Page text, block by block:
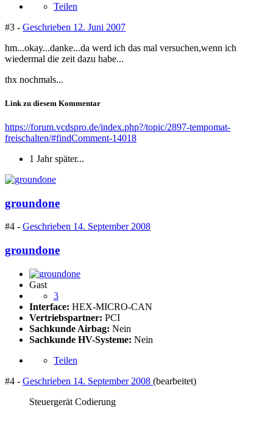
Teilen
#3 - Geschrieben 12. Juni 2007
hm...okay...danke...da werd ich das mal versuchen,wenn ich
wiedermal die zeit dazu habe...
thx nochmals...
Link zu diesem Kommentar
https://forum.vcdspro.de/index.php?/topic/2897-tempomat-
freischalten/#findComment-14018
1 Jahr später...
groundone
#4 - Geschrieben 14. September 2008
groundone
Gast
3
Interface: HEX-MICRO-CAN
Vertriebspartner: PCI
Sachkunde Airbag: Nein
Sachkunde HV-Systeme: Nein
Teilen
#4 - Geschrieben 14. September 2008 (bearbeitet)
Steuergerät Codierung